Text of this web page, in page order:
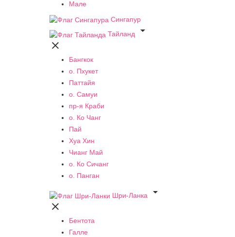
Мале
Сингапур
Тайланд


Бангкок
о. Пхукет
Паттайя
о. Самуи
пр-я Краби
о. Ко Чанг
Пай
Хуа Хин
Чианг Май
о. Ко Сичанг
о. Панган
Шри-Ланка


Бентота
Галле